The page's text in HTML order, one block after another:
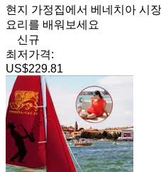
현지 가정집에서 베네치아 시
요리를 배워보세요
신규
최저가격:
US$229.81